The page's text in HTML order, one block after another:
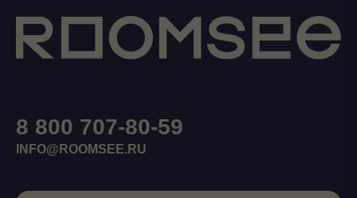
8 800 707-80-59
INFO@ROOMSEE.RU